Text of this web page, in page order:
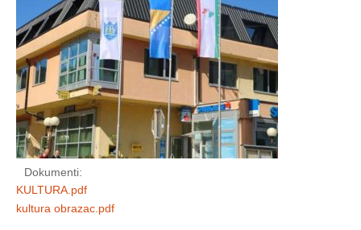
Dokumenti:
KULTURA.pdf
kultura obrazac.pdf